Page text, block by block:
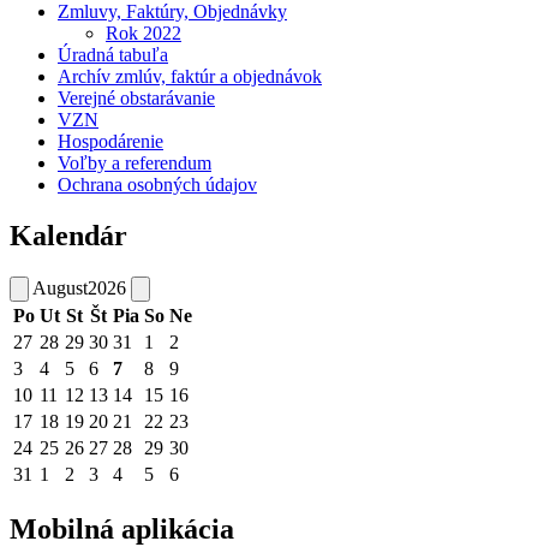
Zmluvy, Faktúry, Objednávky
Rok 2022
Úradná tabuľa
Archív zmlúv, faktúr a objednávok
Verejné obstarávanie
VZN
Hospodárenie
Voľby a referendum
Ochrana osobných údajov
Kalendár
August2026
Po Ut St Št Pia So Ne
27 28 29 30 31 1
2
3
4 5 6 7 8
9
10 11 12 13 14 15 16
17 18 19 20 21 22 23
24 25 26 27 28 29 30
31 1 2 3 4 5 6
Mobilná aplikácia